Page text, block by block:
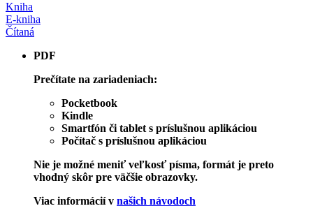
Kniha
E-kniha
Čítaná
PDF
Prečítate na zariadeniach:
Pocketbook
Kindle
Smartfón či tablet s príslušnou aplikáciou
Počítač s príslušnou aplikáciou
Nie je možné meniť veľkosť písma, formát je preto
vhodný skôr pre väčšie obrazovky.
Viac informácií v našich návodoch